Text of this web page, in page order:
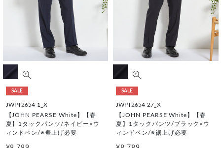
SALE
JWPT2654-1_X
【JOHN PEARSE White】【春
夏】1タックパンツ/ネイビー×ウ
ィンドペン/※裾上げ必要
SALE
JWPT2654-27_X
【JOHN PEARSE White】【春
夏】1タックパンツ/ブラック×ウ
ィンドペン/※裾上げ必要